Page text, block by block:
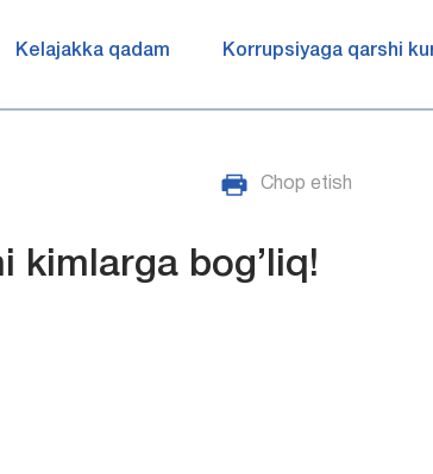
Kelajakka qadam Korrupsiyaga qarshi
Chop etish
kimlarga bog’liq!